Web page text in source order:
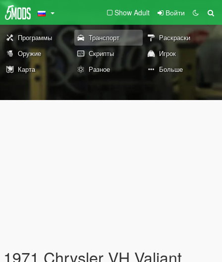
Show Adult Войти
Программы Транспорт
Раскраски
Оружие
Скрипты
Игрок
Карта
Разное Больше
1971 Chrysler VH Valiant